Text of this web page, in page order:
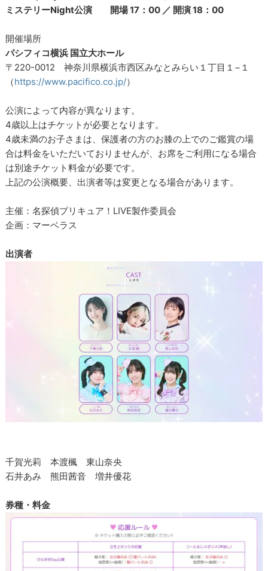
ミステリーNight公演 開場 17：00 ／ 開演 18：00
開催場所
パシフィコ横浜 国立大ホール
〒220-0012 神奈川県横浜市西区みなとみらい１丁目１−１
（https://www.pacifico.co.jp/）
公演によって内容が異なります。
4歳以上はチケットが必要となります。
4歳未満のお子さまは、保護者の方のお膝の上でのご鑑賞の場
合は料金をいただいておりませんが、お席をご利用になる場合
は別途チケット料金が必要です。
上記の公演概要、出演者等は変更となる場合があります。
主催：名探偵プリキュア！LIVE製作委員会
企画：マーベラス
出演者
千賀光莉 本渡楓 東山奈央
石井あみ 熊田茜音 増井優花
券種・料金